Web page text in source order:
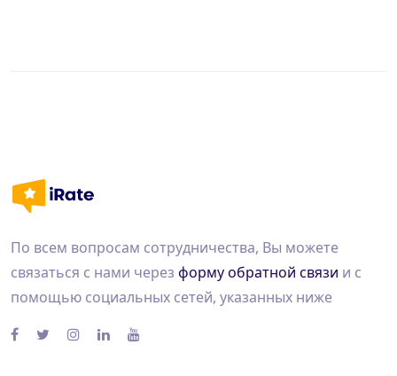
По всем вопросам сотрудничества, Вы можете
связаться с нами через форму обратной связи и с
помощью социальных сетей, указанных ниже